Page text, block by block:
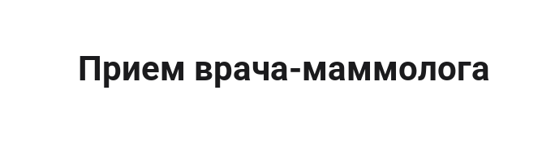
Прием врача-маммолога